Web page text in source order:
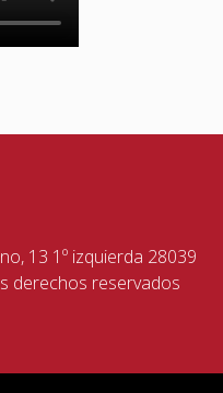
13 1º izquierda 28039
derechos reservados